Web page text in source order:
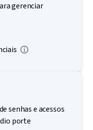
gerenciar
senhas e acessos
porte